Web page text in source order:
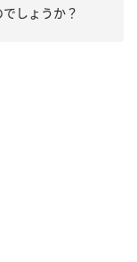
しょうか？